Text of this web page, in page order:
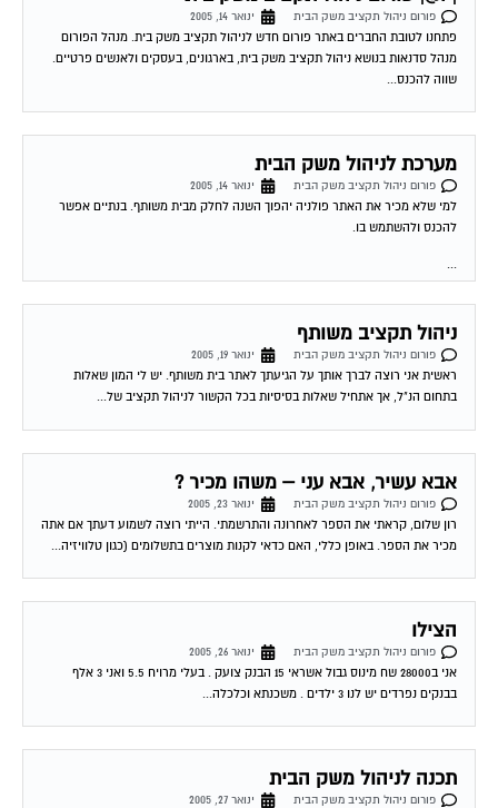
פתחנו לטובת החברים באתר פורום חדש לניהול תקציב משק בית. מנהל הפורום
מנהל סדנאות בנושא ניהול תקציב משק בית, בארגונים, בעסקים ולאנשים פרטיים.
שווה להכנס...
מערכת לניהול משק הבית
פורום ניהול תקציב משק הבית
למי שלא מכיר את האתר פולניה יהפוך השנה לחלק מבית משותף. בנתיים אפשר
להכנס ולהשתמש בו.
ניהול תקציב משותף
פורום ניהול תקציב משק הבית
ראשית אני רוצה לברך אותך על הגיעתך לאתר בית משותף. יש לי המון שאלות
בתחום הנ"ל, אך אתחיל שאלות בסיסיות בכל הקשור לניהול תקציב של...
אבא עשיר, אבא עני – משהו מכיר ?
פורום ניהול תקציב משק הבית
ינואר 23, 2005
רון שלום, קראתי את הספר לאחרונה והתרשמתי. הייתי רוצה לשמוע דעתך אם אתה
מכיר את הספר. באופן כללי, האם כדאי לקנות מוצרים בתשלומים (כגון טלוויזיה...
הצילו
פורום ניהול תקציב משק הבית
בבנקים נפרדים יש לנו 3 ילדים . משכנתא וכלכלה...
תכנה לניהול משק הבית
פורום ניהול תקציב משק הבית